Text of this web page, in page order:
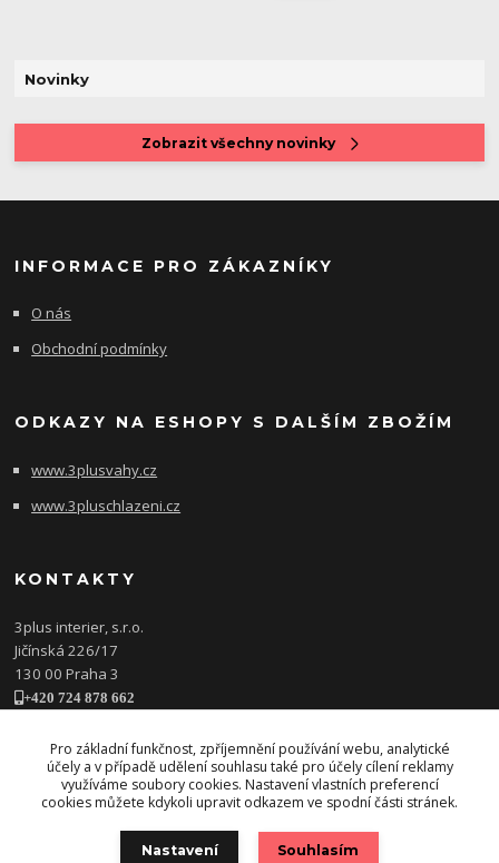
Novinky
Zobrazit všechny novinky
INFORMACE PRO ZÁKAZNÍKY
O nás
Obchodní podmínky
ODKAZY NA ESHOPY S DALŠÍM ZBOŽÍM
www.3plusvahy.cz
www.3pluschlazeni.cz
KONTAKTY
3plus interier, s.r.o.
Jičínská 226/17
130 00 Praha 3
+420 724 878 662
www.3plusinterier.cz
facebook
Pro základní funkčnost, zpříjemnění používání webu, analytické
účely a v případě udělení souhlasu také pro účely cílení reklamy
využíváme soubory cookies. Nastavení vlastních preferencí
cookies můžete kdykoli upravit odkazem ve spodní části stránek.
Nastavení Souhlasím